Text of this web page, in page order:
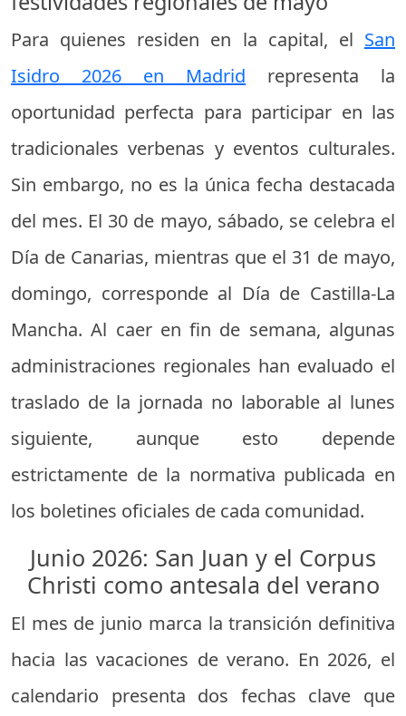
Para quienes residen en la capital, el San
Isidro 2026 en Madrid representa la
oportunidad perfecta para participar en las
tradicionales verbenas y eventos culturales.
Sin embargo, no es la única fecha destacada
del mes. El 30 de mayo, sábado, se celebra el
Día de Canarias, mientras que el 31 de mayo,
domingo, corresponde al Día de Castilla-La
Mancha. Al caer en fin de semana, algunas
administraciones regionales han evaluado el
traslado de la jornada no laborable al lunes
siguiente, aunque esto depende
estrictamente de la normativa publicada en
los boletines oficiales de cada comunidad.
Junio 2026: San Juan y el Corpus
Christi como antesala del verano
El mes de junio marca la transición definitiva
hacia las vacaciones de verano. En 2026, el
calendario presenta dos fechas clave que